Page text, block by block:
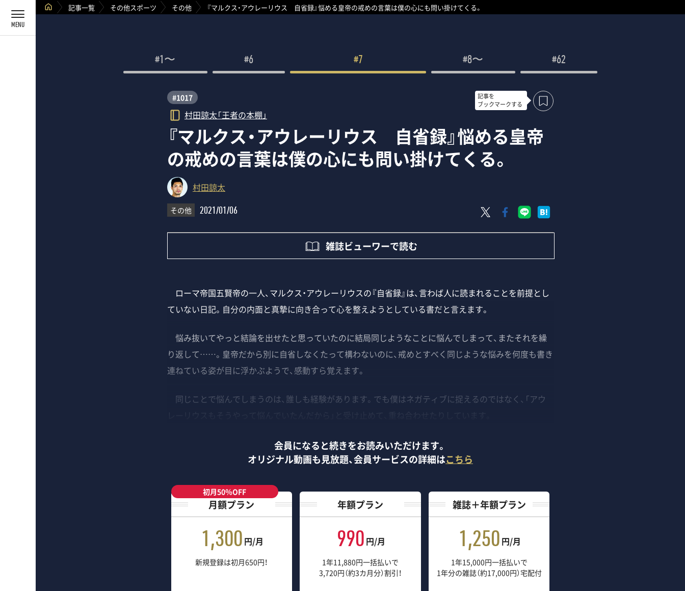
記事一覧 その他スポーツ その他 『マルクス・アウレーリウス 自省録』悩める皇帝の戒めの言葉は僕の心にも問い掛けてくる。
#1〜 #6 #7 #8〜 #62
#1017
村田諒太「王者の本棚」
記事を
ブックマークする
『マルクス・アウレーリウス 自省録』悩める皇帝
の戒めの言葉は僕の心にも問い掛けてくる。
村田諒太
その他 2021/01/06
雑誌ビューワーで読む
ローマ帝国五賢帝の一人、マルクス・アウレーリウスの『自省録』は、言わば人に読まれることを前提とし
ていない日記。自分の内面と真摯に向き合って心を整えようとしている書だと言えます。
悩み抜いてやっと結論を出せたと思っていたのに結局同じようなことに悩んでしまって、またそれを繰
り返して……。皇帝だから別に自省しなくたって構わないのに、戒めとすべく同じような悩みを何度も書き
連ねている姿が目に浮かぶようで、感動すら覚えます。
同じことで悩んでしまうのは、誰しも経験があります。でも僕はネガティブに捉えるのではなく、「アウ
会員になると続きをお読みいただけます。
オリジナル動画も見放題、会員サービスの詳細はこちら
初月50％OFF
月額プラン
1,300 円/月
新規登録は初月650円！
年額プラン
990 円/月
1年11,880円一括払いで
3,720円（約3カ月分）割引！
雑誌＋年額プラン
1,250 円/月
1年15,000円一括払いで
1年分の雑誌（約17,000円）宅配付